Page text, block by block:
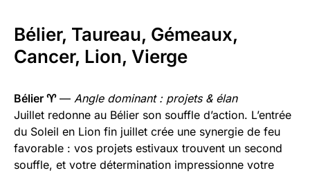
Bélier, Taureau, Gémeaux,
Cancer, Lion, Vierge
Bélier ♈— Angle dominant : projets & élan
Juillet redonne au Bélier son souffle d’action. L’entrée
du Soleil en Lion fin juillet crée une synergie de feu
favorable : vos projets estivaux trouvent un second
souffle, et votre détermination impressionne votre